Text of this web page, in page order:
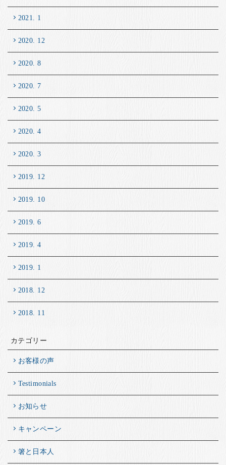
2021. 1
2020. 12
2020. 8
2020. 7
2020. 5
2020. 4
2020. 3
2019. 12
2019. 10
2019. 6
2019. 4
2019. 1
2018. 12
2018. 11
カテゴリー
お客様の声
Testimonials
お知らせ
キャンペーン
箸と日本人